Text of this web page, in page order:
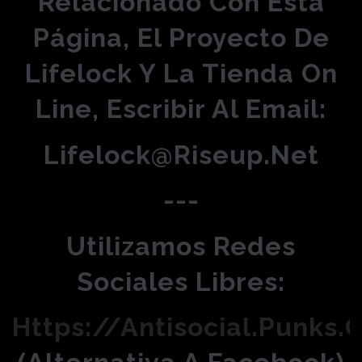
Página, El Proyecto De
Lifelock Y La Tienda On
Line, Escribir Al Email:
Lifelock@riseup.net
---
Utilizamos Redes
Sociales Libres:
Https://